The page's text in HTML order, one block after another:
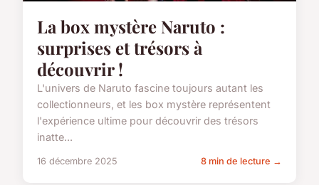
La box mystère Naruto :
surprises et trésors à
découvrir !
L'univers de Naruto fascine toujours autant les
collectionneurs, et les box mystère représentent
l'expérience ultime pour découvrir des trésors
inatte...
16 décembre 2025 8 min de lecture →